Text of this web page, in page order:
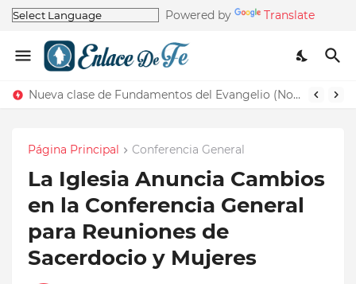
Powered by Translate
Nueva clase de Fundamentos del Evangelio (Nos recuerda la de Principios del Evangelio)
Página Principal Conferencia General
La Iglesia Anuncia Cambios
en la Conferencia General
para Reuniones de
Sacerdocio y Mujeres